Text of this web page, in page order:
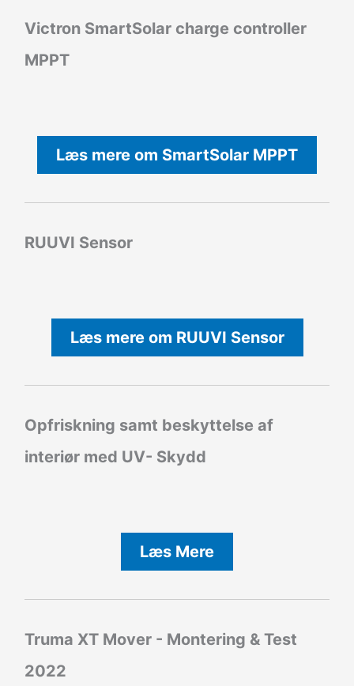
Victron SmartSolar charge controller
MPPT
Læs mere om SmartSolar MPPT
RUUVI Sensor
Læs mere om RUUVI Sensor
Opfriskning samt beskyttelse af
interiør med UV- Skydd
Læs Mere
Truma XT Mover - Montering & Test
2022